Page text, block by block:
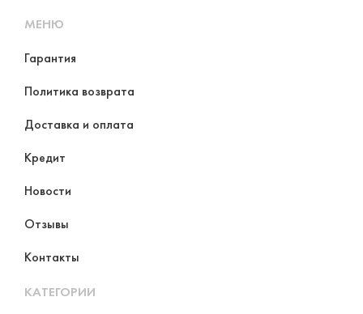
МЕНЮ
Гарантия
Политика возврата
Доставка и оплата
Кредит
Новости
Отзывы
Контакты
КАТЕГОРИИ